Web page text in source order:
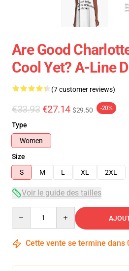
Are Good
Cool Yet? A-Line
(7 customer reviews)
€33.93 €27.14 $29.50 -20%
Type
Women
Size
S
M L XL 2XL
Voir le guide des tailles
Cette vente se termine dans